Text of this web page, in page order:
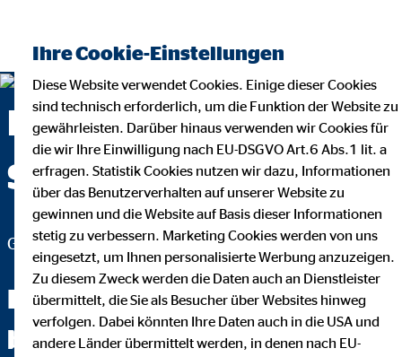
Monika Bendzko —
Seevetal
Generalagentin für die OVB Vermögensberatung AG
Fachchinesisch werden Sie
bei mir nicht hören.
Ihre Cookie-Einstellungen
Diese Website verwendet Cookies. Einige dieser Cookies
sind technisch erforderlich, um die Funktion der Website zu
gewährleisten. Darüber hinaus verwenden wir Cookies für
die wir Ihre Einwilligung nach EU-DSGVO Art.6 Abs.1 lit. a
erfragen. Statistik Cookies nutzen wir dazu, Informationen
über das Benutzerverhalten auf unserer Website zu
gewinnen und die Website auf Basis dieser Informationen
stetig zu verbessern. Marketing Cookies werden von uns
eingesetzt, um Ihnen personalisierte Werbung anzuzeigen.
Zu diesem Zweck werden die Daten auch an Dienstleister
übermittelt, die Sie als Besucher über Websites hinweg
verfolgen. Dabei könnten Ihre Daten auch in die USA und
andere Länder übermittelt werden, in denen nach EU-